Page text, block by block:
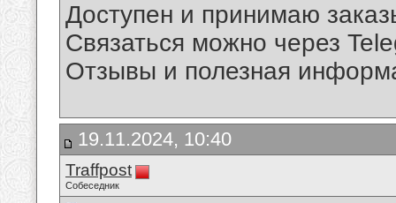
Доступен и принимаю
Связаться можно через
Отзывы и полезная
19.11.2024, 10:40
Traffpost
Собеседник